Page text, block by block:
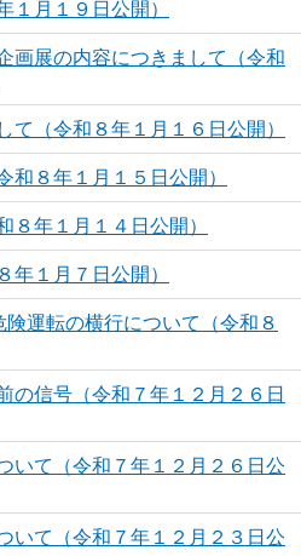
１月１９日公開）
画展の内容につきまして（令和
て（令和８年１月１６日公開）
和８年１月１５日公開）
８年１月１４日公開）
年１月７日公開）
運転の横行について（令和８
の信号（令和７年１２月２６日
いて（令和７年１２月２６日公
いて（令和７年１２月２３日公